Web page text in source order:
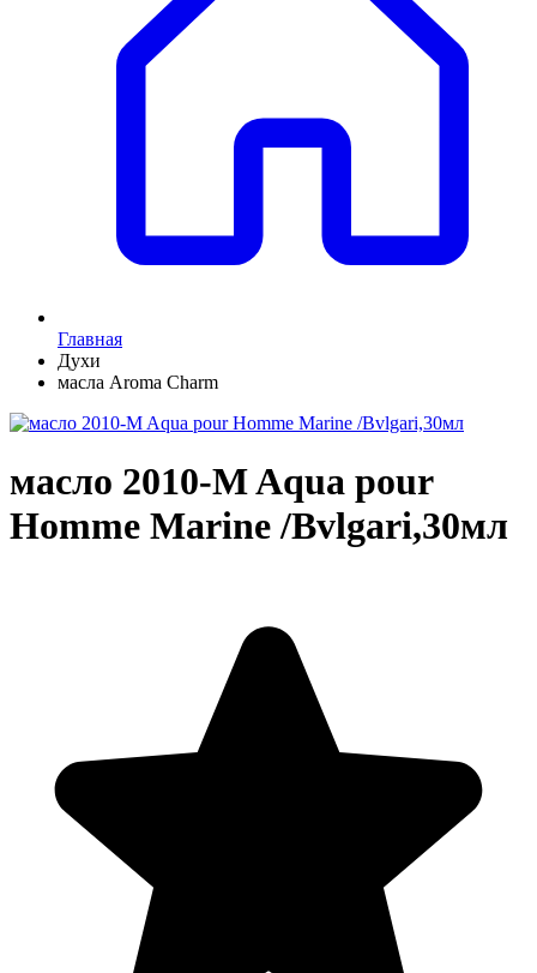
Главная
Духи
масла Aroma Charm
масло 2010-M Aqua pour
Homme Marine /Bvlgari,30мл